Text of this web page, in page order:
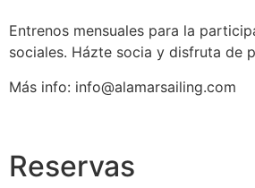
Entrenos mensuales para la
sociales. Házte socia y disfruta de
Más info: info@alamarsailing.com
Reservas